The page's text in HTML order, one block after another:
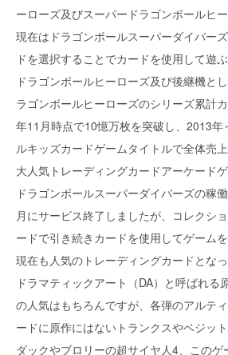
ーローズ及びスーパードラゴンボールヒ
現在はドラゴンボールスーパーダイバー
ドを選択することでカードを使用して遊
ドラゴンボールヒーローズ及び後継機と
ラゴンボールヒーローズのシリーズ累計
年11月時点で10憶万枚を突破し、2013年
ルキッズカードゲームタイトルで全体売
大人気トレーディングカードアーケードゲ
ドラゴンボールスーパーダイバーズの稼
月にサービス終了しましたが、コレクシ
ードで引き続きカードを使用してゲーム
現在も人気のトレーディングカードとなっ
ドラマティックアート（DA）と呼ばれる
の人気はもちろんですが、各弾のアルテ
ードに原作にはないトランクスやベジッ
ダックやブロリーの超サイヤ人4、この